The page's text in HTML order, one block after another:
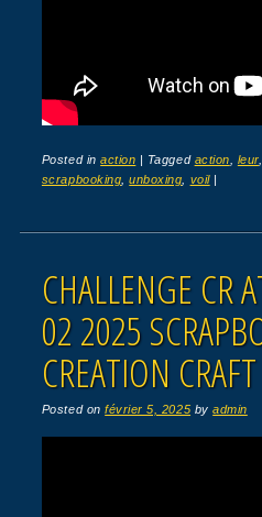
Posted inaction | Tagged action leur,
scrapbooking ,unboxing voil |
CHALLENGE CR
02 2025
CREATION CRAFT
Posted onfévrier 5, 2025 byadmin